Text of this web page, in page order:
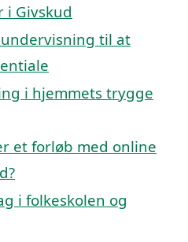
Givskud
til at
i hjemmets trygge
et forløb med online
i folkeskolen og